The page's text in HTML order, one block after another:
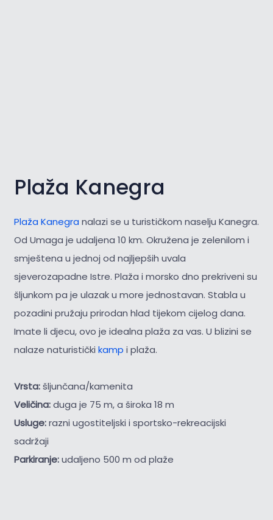
Plaža Kanegra
Plaža Kanegra nalazi se u turističkom naselju Kanegra.
Od Umaga je udaljena 10 km. Okružena je zelenilom i
smještena u jednoj od najljepših uvala
sjeverozapadne Istre. Plaža i morsko dno prekriveni su
šljunkom pa je ulazak u more jednostavan. Stabla u
pozadini pružaju prirodan hlad tijekom cijelog dana.
Imate li djecu, ovo je idealna plaža za vas. U blizini se
nalaze naturistički kamp i plaža.
Vrsta:šljunčana/kamenita
Veličina:duga je 75 m, a široka 18 m
Usluge:razni ugostiteljski i sportsko-rekreacijski
sadržaji
Parkiranje:udaljeno 500 m od plaže